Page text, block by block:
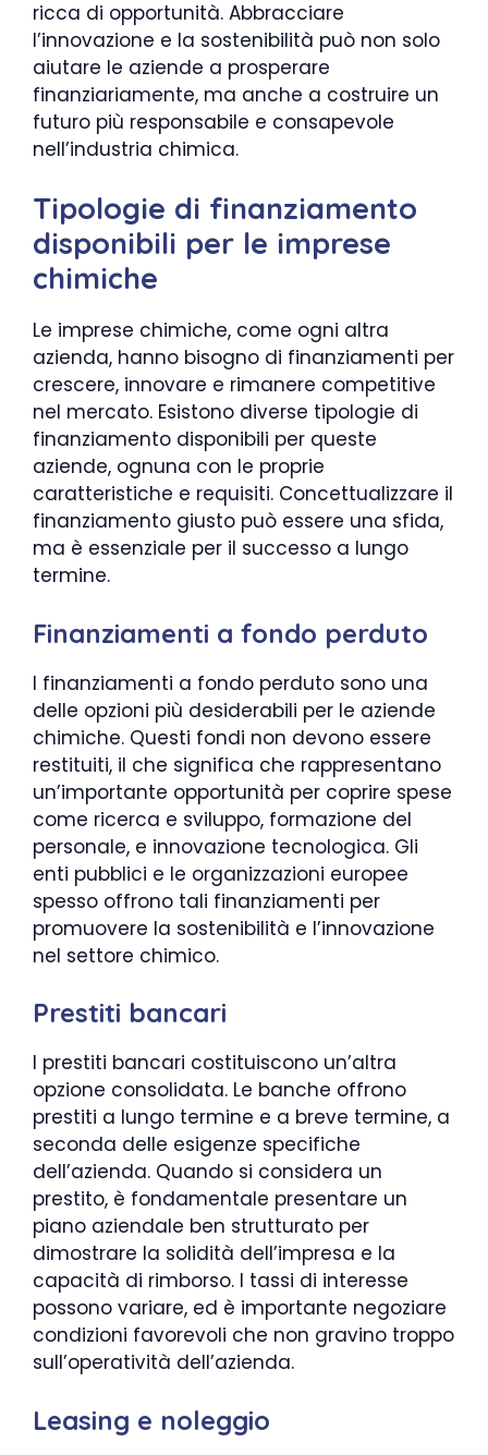
ricca di opportunità. Abbracciare
l’innovazione e la sostenibilità può non solo
aiutare le aziende a prosperare
finanziariamente, ma anche a costruire un
futuro più responsabile e consapevole
nell’industria chimica.
Tipologie di finanziamento
disponibili per le imprese
chimiche
Le imprese chimiche, come ogni altra
azienda, hanno bisogno di finanziamenti per
crescere, innovare e rimanere competitive
nel mercato. Esistono diverse tipologie di
finanziamento disponibili per queste
aziende, ognuna con le proprie
caratteristiche e requisiti. Concettualizzare il
finanziamento giusto può essere una sfida,
ma è essenziale per il successo a lungo
termine.
Finanziamenti a fondo perduto
I finanziamenti a fondo perduto sono una
delle opzioni più desiderabili per le aziende
chimiche. Questi fondi non devono essere
restituiti, il che significa che rappresentano
un’importante opportunità per coprire spese
come ricerca e sviluppo, formazione del
personale, e innovazione tecnologica. Gli
enti pubblici e le organizzazioni europee
spesso offrono tali finanziamenti per
promuovere la sostenibilità e l’innovazione
nel settore chimico.
Prestiti bancari
I prestiti bancari costituiscono un’altra
opzione consolidata. Le banche offrono
prestiti a lungo termine e a breve termine, a
seconda delle esigenze specifiche
dell’azienda. Quando si considera un
prestito, è fondamentale presentare un
piano aziendale ben strutturato per
dimostrare la solidità dell’impresa e la
capacità di rimborso. I tassi di interesse
possono variare, ed è importante negoziare
condizioni favorevoli che non gravino troppo
sull’operatività dell’azienda.
Leasing e noleggio